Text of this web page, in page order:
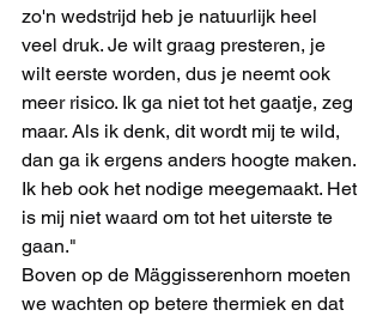
zo'n wedstrijd heb je natuurlijk heel
veel druk. Je wilt graag presteren, je
wilt eerste worden, dus je neemt ook
meer risico. Ik ga niet tot het gaatje, zeg
maar. Als ik denk, dit wordt mij te wild,
dan ga ik ergens anders hoogte maken.
Ik heb ook het nodige meegemaakt. Het
is mij niet waard om tot het uiterste te
gaan."
Boven op de Mäggisserenhorn moeten
we wachten op betere thermiek en dat